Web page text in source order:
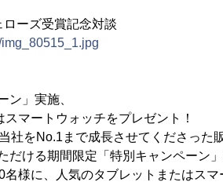
ーズ受賞記念対談
」実施、
マートウォッチをプレゼント！
社をNo.1まで成長させてくださった
だける期間限定「特別キャンペーン
様に、人気のタブレットまたはス